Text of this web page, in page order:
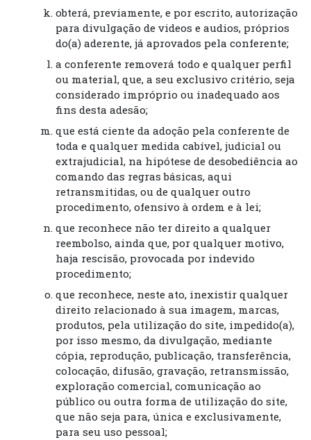
obterá, previamente, e por escrito, autorização
para divulgação de videos e audios, próprios
do(a) aderente, já aprovados pela conferente;
a conferente removerá todo e qualquer perfil
ou material, que, a seu exclusivo critério, seja
considerado impróprio ou inadequado aos
fins desta adesão;
que está ciente da adoção pela conferente de
toda e qualquer medida cabível, judicial ou
extrajudicial, na hipótese de desobediência ao
comando das regras básicas, aqui
retransmitidas, ou de qualquer outro
procedimento, ofensivo à ordem e à lei;
que reconhece não ter direito a qualquer
reembolso, ainda que, por qualquer motivo,
haja rescisão, provocada por indevido
procedimento;
que reconhece, neste ato, inexistir qualquer
direito relacionado à sua imagem, marcas,
produtos, pela utilização do site, impedido(a),
por isso mesmo, da divulgação, mediante
cópia, reprodução, publicação, transferência,
colocação, difusão, gravação, retransmissão,
exploração comercial, comunicação ao
público ou outra forma de utilização do site,
que não seja para, única e exclusivamente,
para seu uso pessoal;